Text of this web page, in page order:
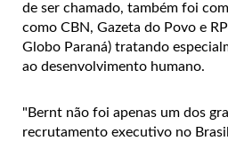
de ser chamado, também foi
como CBN, Gazeta do Povo e
Globo Paraná) tratando
ao desenvolvimento humano.
"Bernt não foi apenas um dos
recrutamento executivo no